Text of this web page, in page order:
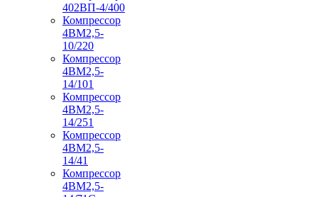
402ВП-4/400
Компрессор
4ВМ2,5-
10/220
Компрессор
4ВМ2,5-
14/101
Компрессор
4ВМ2,5-
14/251
Компрессор
4ВМ2,5-
14/41
Компрессор
4ВМ2,5-